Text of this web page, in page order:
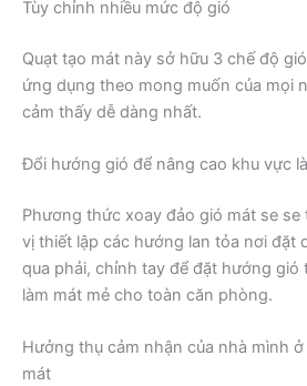
Tùy chỉnh nhiều mức độ gió
Quạt tạo mát này sở hữu 3 chế độ
ứng dụng theo mong muốn của mọi
cảm thấy dễ dàng nhất.
Đổi hướng gió để nâng cao khu vực
Phương thức xoay đảo gió mát se se
vị thiết lập các hướng lan tỏa nơi đặt
qua phải, chỉnh tay để đặt hướng gió
làm mát mẻ cho toàn căn phòng.
Hưởng thụ cảm nhận của nhà mình
mát